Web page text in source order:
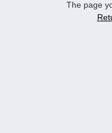
The page